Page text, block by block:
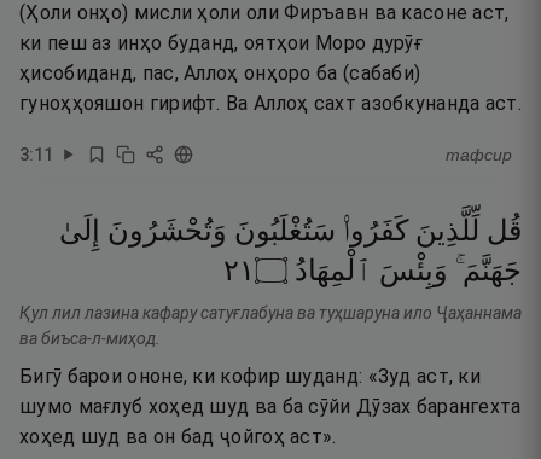
(Ҳоли онҳо) мисли ҳоли оли Фиръавн ва касоне аст,
ки пеш аз инҳо буданд, оятҳои Моро дурӯғ
ҳисобиданд, пас, Аллоҳ онҳоро ба (сабаби)
гуноҳҳояшон гирифт. Ва Аллоҳ сахт азобкунанда аст.
3:11 тафсир
قُل لِّلَّذِينَ كَفَرُوا۟ سَتُغْلَبُونَ وَتُحْشَرُونَ
إِلَىٰ
جَهَنَّمَ ۚ وَبِئْسَ ٱلْمِهَادُ ۝١٢
Қул лил лазина кафару сатуғлабуна ва туҳшаруна ило Ҷаҳаннама
ва биъса-л-миҳод.
Бигӯ барои ононе, ки кофир шуданд: «Зуд аст, ки
шумо мағлуб хоҳед шуд ва ба сӯйи Дӯзах барангехта
хоҳед шуд ва он бад ҷойгоҳ аст».